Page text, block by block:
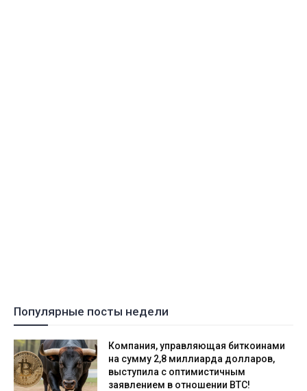
Популярные посты недели
Компания, управляющая биткоинами
на сумму 2,8 миллиарда долларов,
выступила с оптимистичным
заявлением в отношении BTC!